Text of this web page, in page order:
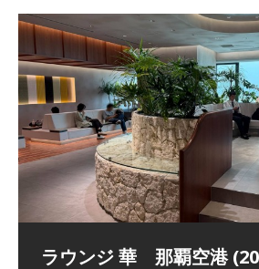
祝！日本航空・マリオット
ラウンジ 華 那覇空港
The Coral Executive
日本航空 羽田空港国際線
バンコクエアウェイズ ス